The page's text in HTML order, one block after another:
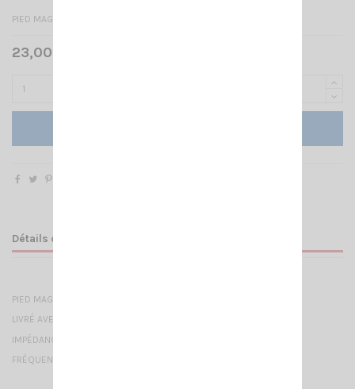
PIED MAGNÉTIQUE 145 MM
23,00 € TTC
Détails du produit
PIED MAGNÉTIQUE 145 MM - PL ET SEMELLE CAOUTCHOUC
LIVRÉ AVEC 3.80M DE CÂBLE
IMPÉDANCE : 50OHMS
FRÉQUENCES : 0 à 500 MHZ